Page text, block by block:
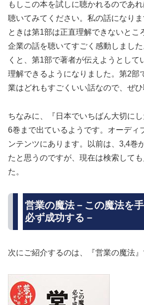
もしこの本を試しに聴かれるのであ
聴いてみてください。私の話になり
ときは第1部は正直理解できないとこ
企業の話を聴いてすごく感動しまし
くと、第1部で著者が伝えようとして
理解できるようになりました。第2部
業はどれもすごくいい話なので、ぜひ
ちなみに、『日本でいちばん大切に
6巻まで出ているようです。オーディ
ンテンツにあります。以前は、3,4巻
たと思うのですが、現在は検索して
た。
営業の魔法－この魔法を
必ず成功する－
次にご紹介するのは、『営業の魔法』